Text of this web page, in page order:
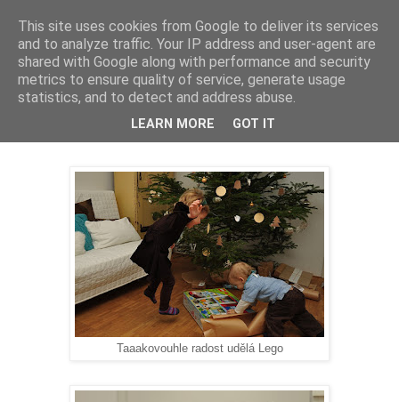
Vánoční rozbalování
Taaakovouhle radost udělá Lego
This site uses cookies from Google to deliver its services
and to analyze traffic. Your IP address and user-agent are
shared with Google along with performance and security
metrics to ensure quality of service, generate usage
statistics, and to detect and address abuse.
LEARN MORE GOT IT